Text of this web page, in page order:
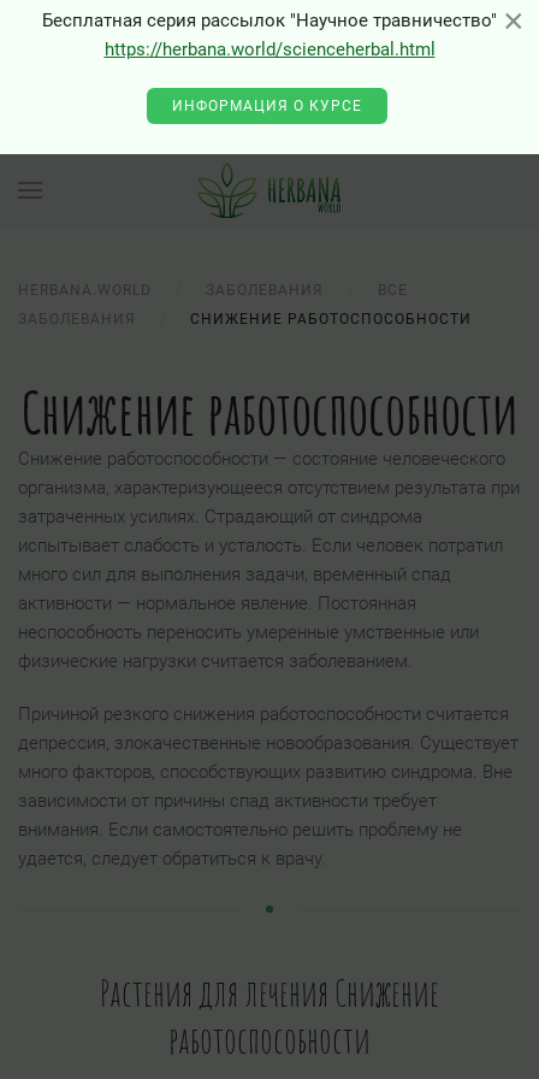
×
Бесплатная серия рассылок "Научное травничество"
https://herbana.world/scienceherbal.html
ИНФОРМАЦИЯ О КУРСЕ
HERBANA.WORLD ЗАБОЛЕВАНИЯ
ВСЕ
ЗАБОЛЕВАНИЯ
СНИЖЕНИЕ РАБОТОСПОСОБНОСТИ
Снижение работоспособности
Снижение работоспособности — состояние человеческого
организма, характеризующееся отсутствием результата при
затраченных усилиях. Страдающий от синдрома
испытывает слабость и усталость. Если человек потратил
много сил для выполнения задачи, временный спад
активности — нормальное явление. Постоянная
неспособность переносить умеренные умственные или
физические нагрузки считается заболеванием.
Причиной резкого снижения работоспособности считается
депрессия, злокачественные новообразования. Существует
много факторов, способствующих развитию синдрома. Вне
зависимости от причины спад активности требует
внимания. Если самостоятельно решить проблему не
удается, следует обратиться к врачу.
Растения для лечения Снижение
работоспособности
×
0 - Class "Joomla\Input\Json" not found